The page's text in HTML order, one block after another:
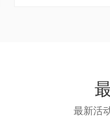
最新活